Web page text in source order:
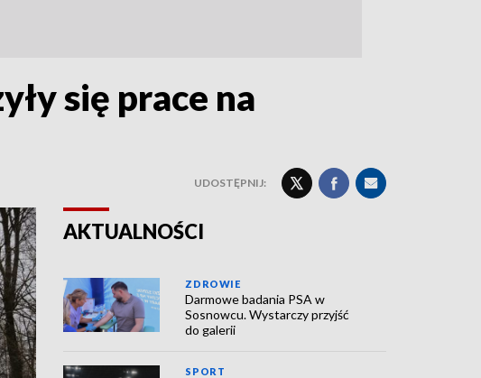
się prace na
UDOSTĘPNIJ:
AKTUALNOŚCI
ZDROWIE
Darmowe badania PSA w
Sosnowcu. Wystarczy przyjść
do galerii
SPORT